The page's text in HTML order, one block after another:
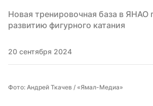
Новая тренировочная база в ЯНАО
развитию фигурного катания
20 сентября 2024
Фото: Андрей Ткачев / «Ямал-Медиа»